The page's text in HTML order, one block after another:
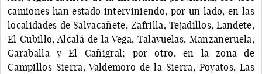
camiones han estado interviniendo, por un lado, en las
localidades de Salvacañete, Zafrilla, Tejadillos, Landete,
El Cubillo, Alcalá de la Vega, Talayuelas, Manzaneruela,
Garaballa y El Cañigral; por otro, en la zona de
Campillos Sierra, Valdemoro de la Sierra, Poyatos, Las